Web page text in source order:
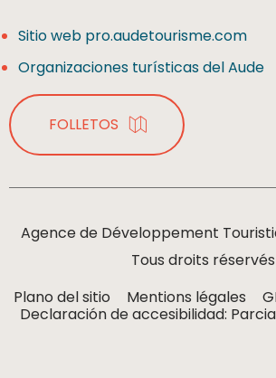
Sitio web pro.audetourisme.com
Organizaciones turísticas del Aude
FOLLETOS
Agence de Développement
Tous droits réservés
Plano del sitio
Mentions légales
Declaración de accesibilidad: